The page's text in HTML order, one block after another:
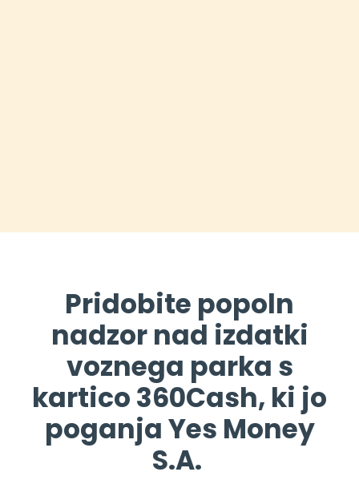
Pridobite popoln
nadzor nad izdatki
voznega parka s
kartico 360Cash, ki jo
poganja Yes Money
S.A.